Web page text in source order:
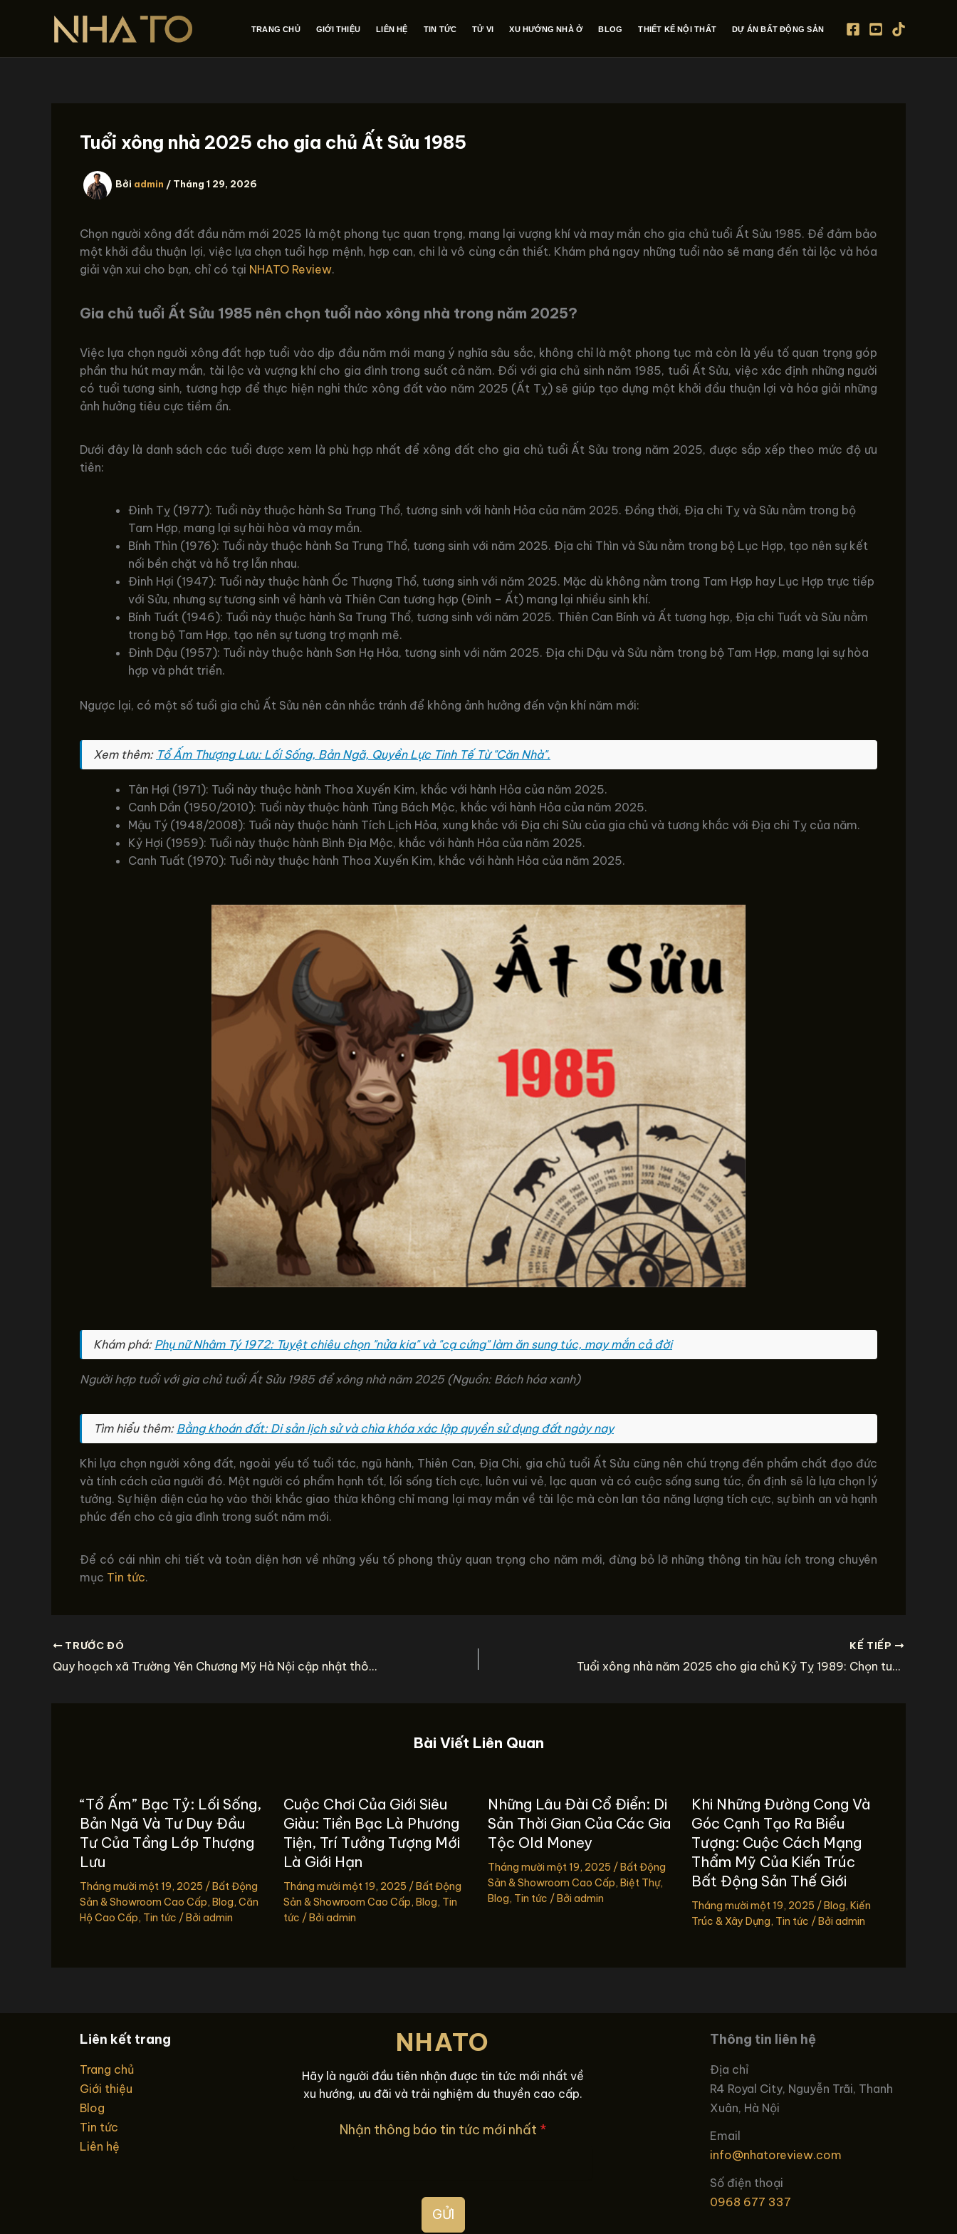
dung
TRANG CHỦ GIỚI THIỆU LIÊN HỆ TIN TỨC TỬ VI XU HƯỚNG NHÀ Ở BLOG THIẾT KẾ NỘI THẤT DỰ ÁN BẤT ĐỘNG SẢN
Tuổi xông nhà 2025 cho gia chủ Ất Sửu 1985
Bởi admin / Tháng 1 29, 2026
Chọn người xông đất đầu năm mới 2025 là một phong tục quan trọng, mang lại vượng khí và may mắn cho gia chủ tuổi Ất Sửu 1985. Để đảm bảo
một khởi đầu thuận lợi, việc lựa chọn tuổi hợp mệnh, hợp can, chi là vô cùng cần thiết. Khám phá ngay những tuổi nào sẽ mang đến tài lộc và hóa
giải vận xui cho bạn, chỉ có tại NHATO Review.
Gia chủ tuổi Ất Sửu 1985 nên chọn tuổi nào xông nhà trong năm 2025?
Việc lựa chọn người xông đất hợp tuổi vào dịp đầu năm mới mang ý nghĩa sâu sắc, không chỉ là một phong tục mà còn là yếu tố quan trọng góp
phần thu hút may mắn, tài lộc và vượng khí cho gia đình trong suốt cả năm. Đối với gia chủ sinh năm 1985, tuổi Ất Sửu, việc xác định những người
có tuổi tương sinh, tương hợp để thực hiện nghi thức xông đất vào năm 2025 (Ất Tỵ) sẽ giúp tạo dựng một khởi đầu thuận lợi và hóa giải những
ảnh hưởng tiêu cực tiềm ẩn.
Dưới đây là danh sách các tuổi được xem là phù hợp nhất để xông đất cho gia chủ tuổi Ất Sửu trong năm 2025, được sắp xếp theo mức độ ưu
tiên:
Đinh Tỵ (1977): Tuổi này thuộc hành Sa Trung Thổ, tương sinh với hành Hỏa của năm 2025. Đồng thời, Địa chi Tỵ và Sửu nằm trong bộ
Tam Hợp, mang lại sự hài hòa và may mắn.
Bính Thìn (1976): Tuổi này thuộc hành Sa Trung Thổ, tương sinh với năm 2025. Địa chi Thìn và Sửu nằm trong bộ Lục Hợp, tạo nên sự kết
nối bền chặt và hỗ trợ lẫn nhau.
Đinh Hợi (1947): Tuổi này thuộc hành Ốc Thượng Thổ, tương sinh với năm 2025. Mặc dù không nằm trong Tam Hợp hay Lục Hợp trực tiếp
với Sửu, nhưng sự tương sinh về hành và Thiên Can tương hợp (Đinh – Ất) mang lại nhiều sinh khí.
Bính Tuất (1946): Tuổi này thuộc hành Sa Trung Thổ, tương sinh với năm 2025. Thiên Can Bính và Ất tương hợp, Địa chi Tuất và Sửu nằm
trong bộ Tam Hợp, tạo nên sự tương trợ mạnh mẽ.
Đinh Dậu (1957): Tuổi này thuộc hành Sơn Hạ Hỏa, tương sinh với năm 2025. Địa chi Dậu và Sửu nằm trong bộ Tam Hợp, mang lại sự hòa
hợp và phát triển.
Ngược lại, có một số tuổi gia chủ Ất Sửu nên cân nhắc tránh để không ảnh hưởng đến vận khí năm mới:
Xem thêm: Tổ Ấm Thượng Lưu: Lối Sống, Bản Ngã, Quyền Lực Tinh Tế Từ "Căn Nhà".
Tân Hợi (1971): Tuổi này thuộc hành Thoa Xuyến Kim, khắc với hành Hỏa của năm 2025.
Canh Dần (1950/2010): Tuổi này thuộc hành Tùng Bách Mộc, khắc với hành Hỏa của năm 2025.
Mậu Tý (1948/2008): Tuổi này thuộc hành Tích Lịch Hỏa, xung khắc với Địa chi Sửu của gia chủ và tương khắc với Địa chi Tỵ của năm.
Kỷ Hợi (1959): Tuổi này thuộc hành Bình Địa Mộc, khắc với hành Hỏa của năm 2025.
Canh Tuất (1970): Tuổi này thuộc hành Thoa Xuyến Kim, khắc với hành Hỏa của năm 2025.
Khám phá: Phụ nữ Nhâm Tý 1972: Tuyệt chiêu chọn "nửa kia" và "cạ cứng" làm ăn sung túc, may mắn cả đời
Người hợp tuổi với gia chủ tuổi Ất Sửu 1985 để xông nhà năm 2025 (Nguồn: Bách hóa xanh)
Tìm hiểu thêm: Bằng khoán đất: Di sản lịch sử và chìa khóa xác lập quyền sử dụng đất ngày nay
Khi lựa chọn người xông đất, ngoài yếu tố tuổi tác, ngũ hành, Thiên Can, Địa Chi, gia chủ tuổi Ất Sửu cũng nên chú trọng đến phẩm chất đạo đức
và tính cách của người đó. Một người có phẩm hạnh tốt, lối sống tích cực, luôn vui vẻ, lạc quan và có cuộc sống sung túc, ổn định sẽ là lựa chọn lý
tưởng. Sự hiện diện của họ vào thời khắc giao thừa không chỉ mang lại may mắn về tài lộc mà còn lan tỏa năng lượng tích cực, sự bình an và hạnh
phúc đến cho cả gia đình trong suốt năm mới.
Để có cái nhìn chi tiết và toàn diện hơn về những yếu tố phong thủy quan trọng cho năm mới, đừng bỏ lỡ những thông tin hữu ích trong chuyên
mục Tin tức.
TRƯỚC ĐÓ
Quy hoạch xã Trường Yên Chương Mỹ Hà Nội cập nhật thông tin mới nhất
KẾ TIẾP
Tuổi xông nhà năm 2025 cho gia chủ Kỷ Tỵ 1989: Chọn tuổi nào hợp phong thủy?
Bài Viết Liên Quan
“Tổ Ấm” Bạc Tỷ: Lối Sống,
Bản Ngã Và Tư Duy Đầu
Tư Của Tầng Lớp Thượng
Lưu
Tháng mười một 19, 2025 /Bất Động
Sản & Showroom Cao Cấp, Blog, Căn
Hộ Cao Cấp, Tin tức / Bởi admin
Cuộc Chơi Của Giới Siêu
Giàu: Tiền Bạc Là Phương
Tiện, Trí Tưởng Tượng Mới
Là Giới Hạn
Tháng mười một 19, 2025 /Bất Động
Sản & Showroom Cao Cấp,Blog, Tin
tức / Bởiadmin
Những Lâu Đài Cổ Điển: Di
Sản Thời Gian Của Các Gia
Tộc Old Money
Tháng mười một 19, 2025 /Bất Động
Sản & Showroom Cao Cấp, Biệt Thự,
Blog, Tin tức / Bởi admin
Khi Những Đường Cong Và
Góc Cạnh Tạo Ra Biểu
Tượng: Cuộc Cách Mạng
Thẩm Mỹ Của Kiến Trúc
Bất Động Sản Thế Giới
Tháng mười một 19, 2025 /Blog, Kiến
Trúc & Xây Dựng, Tin tức / Bởi admin
Liên kết trang
Trang chủ
Giới thiệu
Blog
Tin tức
Liên hệ
NHATO
Hãy là người đầu tiên nhận được tin tức mới nhất về
xu hướng, ưu đãi và trải nghiệm du thuyền cao cấp.
Nhận thông báo tin tức mới nhất *
GỬI
Thông tin liên hệ
Địa chỉ
R4 Royal City, Nguyễn Trãi, Thanh
Xuân, Hà Nội
Email
info@nhatoreview.com
Số điện thoại
0968 677 337